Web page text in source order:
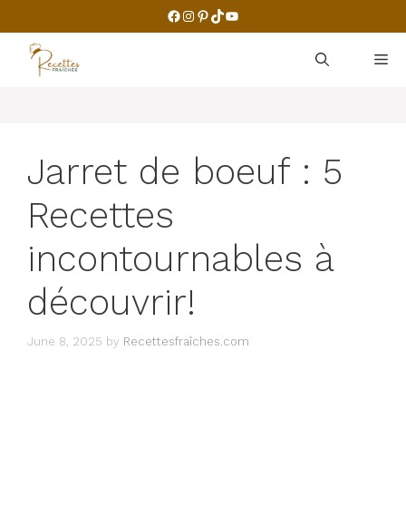
to
content
Facebook
Instagram
Pinterest
TikTok
YouTube
Jarret de boeuf : 5
Recettes
incontournables à
découvrir!
June 8, 2025 by Recettesfraîches.com